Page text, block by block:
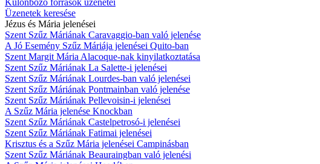
Üzenetek keresése
Jézus és Mária jelenései
Szent Szűz Máriának Caravaggio-ban való jelenése
A Jó Esemény Szűz Máriája jelenései Quito-ban
Szent Margit Mária Alacoque-nak kinyilatkoztatása
Szent Szűz Máriának La Salette-i jelenései
Szent Szűz Máriának Lourdes-ban való jelenései
Szent Szűz Máriának Pontmainban való jelenése
Szent Szűz Máriának Pellevoisin-i jelenései
A Szűz Mária jelenése Knockban
Szent Szűz Máriának Castelpetrosó-i jelenései
Szent Szűz Máriának Fatimai jelenései
Krisztus és a Szűz Mária jelenései Campinásban
Szent Szűz Máriának Beauraingban való jelenési